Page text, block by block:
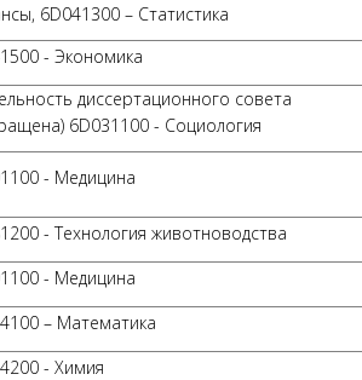
6D041300 – Статистика
- Экономика
диссертационного совета
6D031100 - Социология
- Медицина
- Технология животноводства
- Медицина
– Математика
- Химия